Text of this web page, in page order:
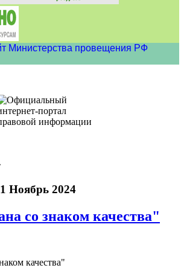
Министерства провещения РФ
Ноябрь 2024
со знаком качества"
качества"